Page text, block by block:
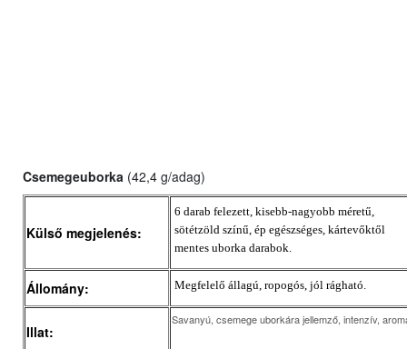
Csemegeuborka (42,4 g/adag)
Külső megjelenés:
6 darab felezett, kisebb-nagyobb méretű,
sötétzöld színű, ép egészséges, kártevőktől
mentes uborka darabok.
Állomány: Megfelelő állagú, ropogós, jól rágható.
Illat:
Savanyú, csemege uborkára jellemző, intenzív,